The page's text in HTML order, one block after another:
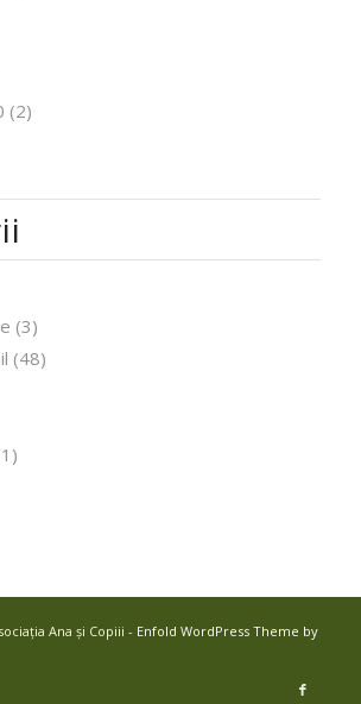
(2)
(3)
(48)
Ana și Copiii - Enfold WordPress Theme by